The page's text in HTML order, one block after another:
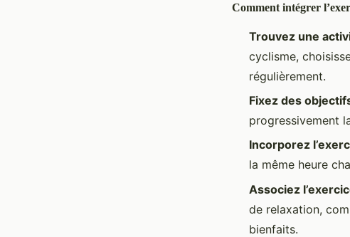
Comment intégrer
Trouvez une
cyclisme,
régulièrement.
Fixez des
progressivement
Incorporez
la même heure
Associez
de relaxation,
bienfaits.